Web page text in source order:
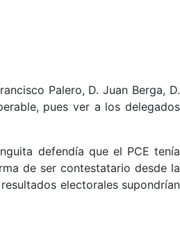
Palero, D. Juan Berga, D.
pues ver a los delegados
defendía que el PCE tenía
de ser contestatario desde la
electorales supondrían